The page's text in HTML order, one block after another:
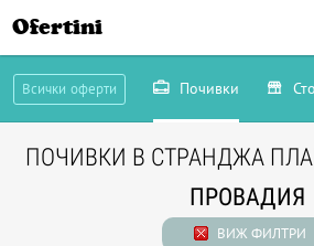
Ofertini
Всички оферти Почивки
ПОЧИВКИ В СТРАНДЖА
ПРОВАДИЯ
ВИЖ ФИЛТРИ